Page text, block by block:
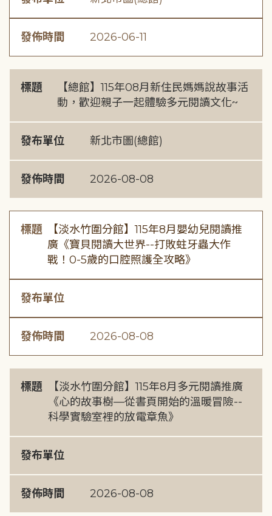
發佈時間 2026-06-11
標題
【總館】115年08月新住民媽媽說故事活
動，歡迎親子一起體驗多元閱讀文化~
發布單位 新北市圖(總館)
發佈時間 2026-08-08
標題
【淡水竹圍分館】115年8月嬰幼兒閱讀推
廣《寶貝閱讀大世界--打敗蛀牙蟲大作
戰！0-5歲的口腔照護全攻略》
發布單位
發佈時間 2026-08-08
標題
【淡水竹圍分館】115年8月多元閱讀推廣
《心的故事樹—從書頁開始的溫暖冒險--
科學實驗室裡的放電章魚》
發布單位
發佈時間 2026-08-08